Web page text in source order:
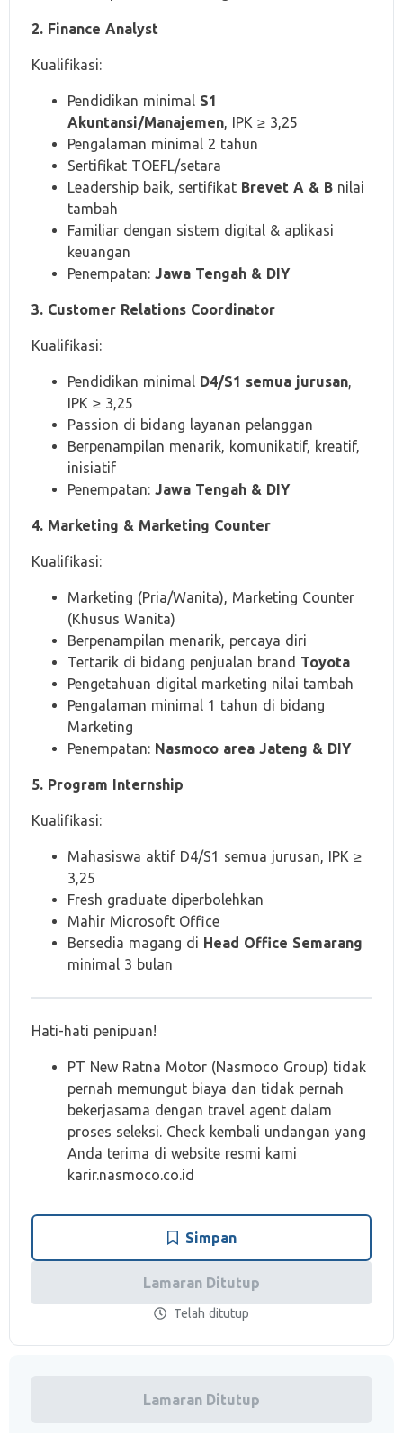
2. Finance Analyst
Kualifikasi:
Pendidikan minimal S1
Akuntansi/Manajemen, IPK ≥ 3,25
Pengalaman minimal 2 tahun
Sertifikat TOEFL/setara
Leadership baik, sertifikat Brevet A & B nilai
tambah
Familiar dengan sistem digital & aplikasi
keuangan
Penempatan: Jawa Tengah & DIY
3. Customer Relations Coordinator
Kualifikasi:
Pendidikan minimal D4/S1 semua jurusan,
IPK ≥ 3,25
Passion di bidang layanan pelanggan
Berpenampilan menarik, komunikatif, kreatif,
inisiatif
Penempatan: Jawa Tengah & DIY
4. Marketing & Marketing Counter
Kualifikasi:
Marketing (Pria/Wanita), Marketing Counter
(Khusus Wanita)
Berpenampilan menarik, percaya diri
Tertarik di bidang penjualan brand Toyota
Pengetahuan digital marketing nilai tambah
Pengalaman minimal 1 tahun di bidang
Marketing
Penempatan: Nasmoco area Jateng & DIY
5. Program Internship
Kualifikasi:
Mahasiswa aktif D4/S1 semua jurusan, IPK ≥
3,25
Fresh graduate diperbolehkan
Mahir Microsoft Office
Bersedia magang di Head Office Semarang
minimal 3 bulan
Hati-hati penipuan!
PT New Ratna Motor (Nasmoco Group) tidak
pernah memungut biaya dan tidak pernah
bekerjasama dengan travel agent dalam
proses seleksi. Check kembali undangan yang
Anda terima di website resmi kami
karir.nasmoco.co.id
Simpan
Lamaran Ditutup
Telah ditutup
Lamaran Ditutup